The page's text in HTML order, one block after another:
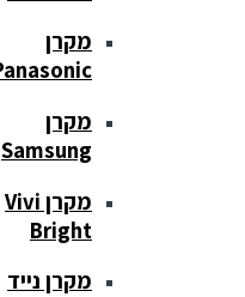
מקרן
Panasonic
מקרן
Samsung
מקרן Vivi
Bright
מקרן נייד